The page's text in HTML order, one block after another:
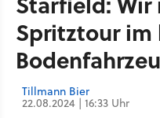
Spritztour im
Tillmann Bier
22.08.2024 | 16:33 Uhr